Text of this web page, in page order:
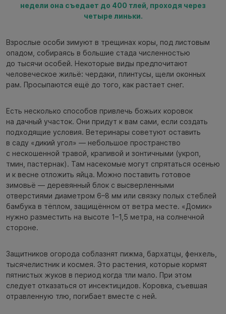
недели она съедает до 400 тлей, проходя через
четыре линьки.
Взрослые особи зимуют в трещинах коры, под листовым
опадом, собираясь в большие стада численностью
до тысячи особей. Некоторые виды предпочитают
человеческое жильё: чердаки, плинтусы, щели оконных
рам. Просыпаются ещё до того, как растает снег.
Есть несколько способов привлечь божьих коровок
на дачный участок. Они придут к вам сами, если создать
подходящие условия. Ветеринары советуют оставить
в саду «дикий угол» — небольшое пространство
с нескошенной травой, крапивой и зонтичными (укроп,
тмин, пастернак). Там насекомые могут спрятаться осенью
и к весне отложить яйца. Можно поставить готовое
зимовьё — деревянный блок с высверленными
отверстиями диаметром 6–8 мм или связку полых стеблей
бамбука в тёплом, защищённом от ветра месте. «Домик»
нужно разместить на высоте 1–1,5 метра, на солнечной
стороне.
Защитников огорода соблазнят пижма, бархатцы, фенхель,
тысячелистник и космея. Это растения, которые кормят
пятнистых жуков в период когда тли мало. При этом
следует отказаться от инсектицидов. Коровка, съевшая
отравленную тлю, погибает вместе с ней.